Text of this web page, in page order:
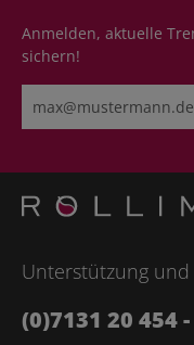
Anmelden, aktuelle
sichern!
Bitte geben Sie die
Unterstützung
(0)7131 20 454 -